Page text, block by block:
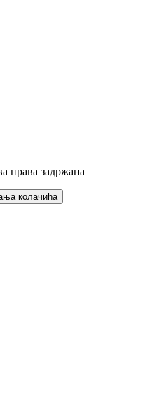
права задржана
колачића